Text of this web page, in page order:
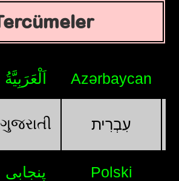
اَلْعَرَبِيَّةُ Azərbaycan
ગુજરાતી עִבְרִית
پنجابی Polski